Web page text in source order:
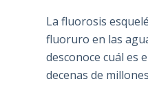
La fluorosis
fluoruro en las
desconoce cuál es
decenas de